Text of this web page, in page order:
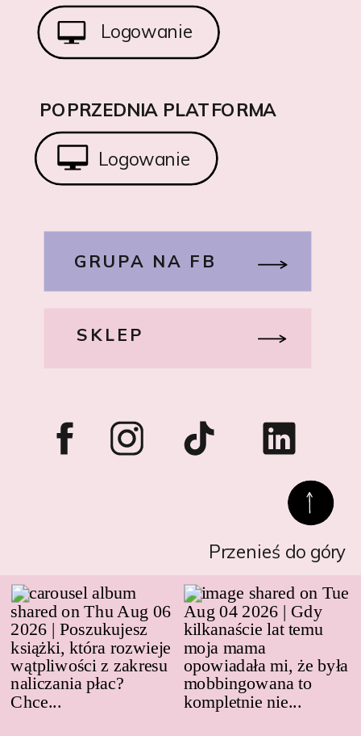
GRUPA NA FB
SKLEP
Przenieś do góry
Logowanie
Logowanie
POPRZEDNIA PLATFORMA